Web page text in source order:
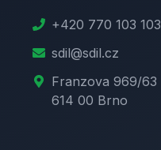
+420 770 103 103
sdil@sdil.cz
Franzova 969/63
614 00 Brno